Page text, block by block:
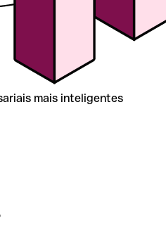
mais inteligentes